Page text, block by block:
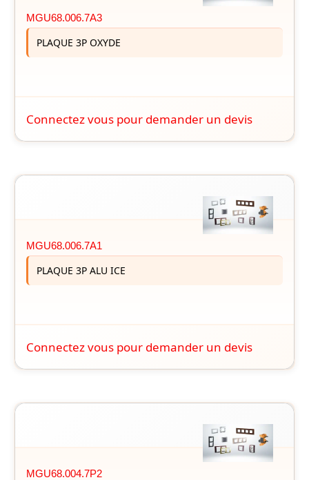
MGU68.006.7A3
PLAQUE 3P OXYDE
Connectez vous pour demander un devis
MGU68.006.7A1
PLAQUE 3P ALU ICE
Connectez vous pour demander un devis
MGU68.004.7P2